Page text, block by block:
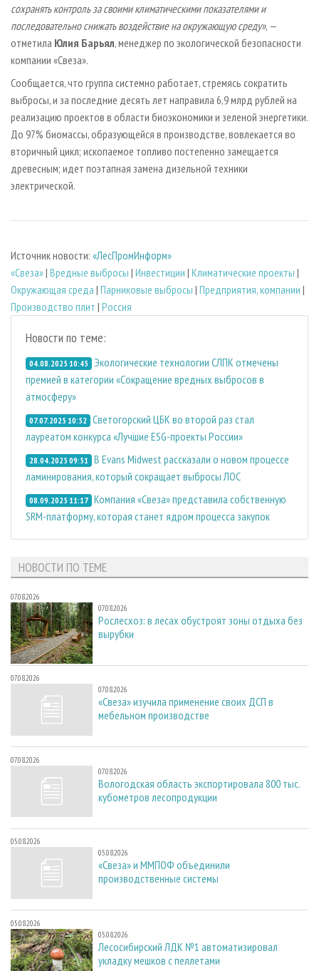
сохранять контроль за своими климатическими показателями и
последовательно снижать воздействие на окружающую среду», —
отметила Юлия Барьял, менеджер по экологической безопасности
компании «Свеза».
Сообщается, что группа системно работает, стремясь сократить
выбросы, и за последние десять лет направила 6,9 млрд рублей на
реализацию проектов в области биоэкономики и зеленой энергетики.
До 97% биомассы, образующейся в производстве, вовлекается во
вторичный цикл; ископаемое топливо постепенно замещается
древесным; идет поэтапная замена дизельной техники
электрической.
Источник новости: «ЛесПромИнформ»
«Свеза»| Вредные выбросы | Инвестиции | Климатические проекты |
Окружающая среда | Парниковые выбросы | Предприятия, компании |
Производство плит | Россия
Новости по теме:
04.08.2025 10:45
Экологические технологии СЛПК отмечены
премией в категории «Сокращение вредных выбросов в
атмосферу»
07.07.2025 10:52 Светогорский ЦБК во второй раз стал
лауреатом конкурса «Лучшие ESG-проекты России»
28.04.2025 09:51 В Evans Midwest рассказали о новом процессе
ламинирования, который сокращает выбросы ЛОС
08.09.2025 11:17 Компания «Свеза» представила собственную
SRM-платформу, которая станет ядром процесса закупок
НОВОСТИ ПО ТЕМЕ
07.08.2026
07.08.2026
Рослесхоз: в лесах обустроят зоны отдыха без
вырубки
07.08.2026
07.08.2026
«Свеза» изучила применение своих ДСП в
мебельном производстве
07.08.2026
07.08.2026
Вологодская область экспортировала 800 тыс.
кубометров лесопродукции
05.08.2026
05.08.2026
«Свеза» и ММПОФ объединили
производственные системы
05.08.2026
05.08.2026
Лесосибирский ЛДК №1 автоматизировал
укладку мешков с пеллетами